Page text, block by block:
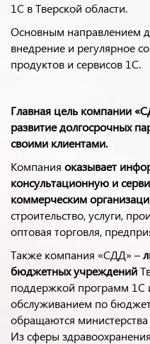
1С в Тверской области.
Основным направлением
внедрение и регулярное
продуктов и сервисов 1С.
Главная цель компании
развитие долгосрочных
своими клиентами.
Компания оказывает
консультационную и
коммерческим
строительство, услуги,
оптовая торговля,
Также компания «СДД» –
бюджетных учреждений
поддержкой программ 1С
обслуживанием по
обращаются
Из сферы